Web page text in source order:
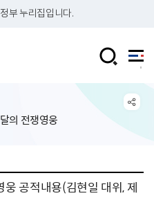
부 누리집입니다.
의 전쟁영웅
공적내용(김현일 대위, 제